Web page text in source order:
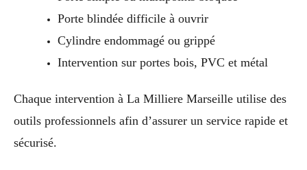
Porte blindée difficile à ouvrir
Cylindre endommagé ou grippé
Intervention sur portes bois, PVC et métal
Chaque intervention à La Milliere Marseille utilise des
outils professionnels afin d’assurer un service rapide et
sécurisé.